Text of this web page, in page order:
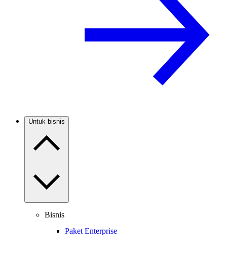
Untuk bisnis
Bisnis
Paket Enterprise